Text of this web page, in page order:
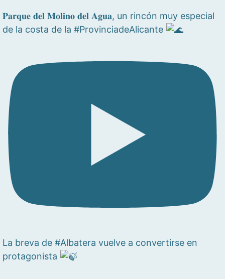
𝐏𝐚𝐫𝐪𝐮𝐞 𝐝𝐞𝐥 𝐌𝐨𝐥𝐢𝐧𝐨 𝐝𝐞𝐥 𝐀𝐠𝐮𝐚, un rincón muy especial
de la costa de la #ProvinciadeAlicante
La breva de #Albatera vuelve a convertirse en
protagonista